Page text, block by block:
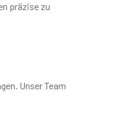
präzise zu
Unser Team